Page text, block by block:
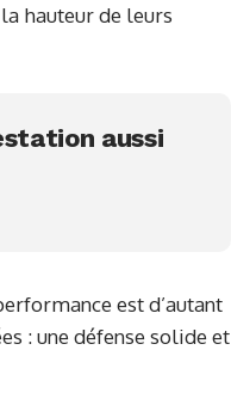
hauteur de leurs
aussi
est d’autant
: une défense solide et